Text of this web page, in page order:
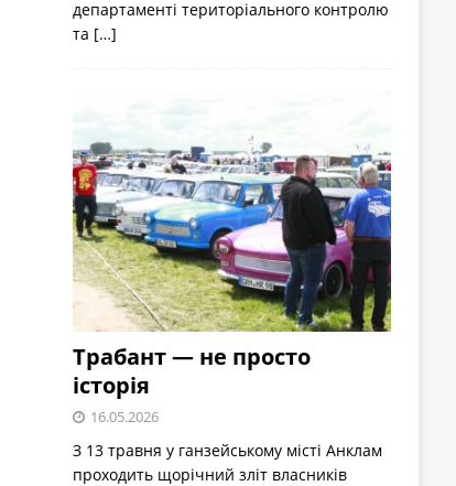
департаменті територіального контролю
та […]
Трабант — не просто
історія
16.05.2026
З 13 травня у ганзейському місті Анклам
проходить щорічний зліт власників